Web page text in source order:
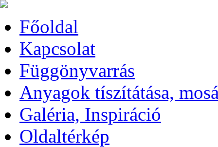
Főoldal
Kapcsolat
Függönyvarrás
Anyagok tíszítátása,
Galéria, Inspiráció
Oldaltérkép